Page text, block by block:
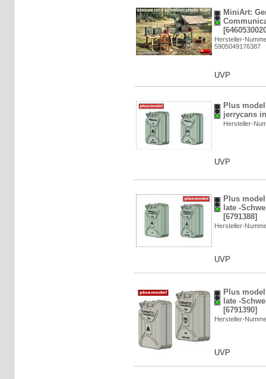
MiniArt:
Hersteller-
5905049176387
UVP
Plus
jerrycans
Hersteller-
UVP
Plus
late -
[6791388]
Hersteller-
UVP
Plus
late -
[6791390]
Hersteller-
UVP